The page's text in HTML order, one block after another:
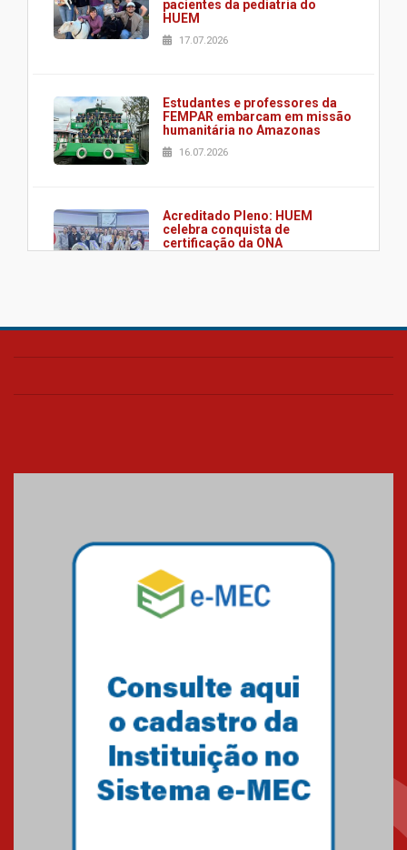
pacientes da pediatria do
HUEM
17.07.2026
Estudantes e professores da
FEMPAR embarcam em missão
humanitária no Amazonas
16.07.2026
Acreditado Pleno: HUEM
celebra conquista de
certificação da ONA
HUEM é o primeiro hospital do
UTI's inteligentes
referência mundial em
Pós-Asco: evento do HUEM
debate novidades sobre
estudos e tratamentos contra
o câncer
MackPesquisa 2026 prorroga
inscrições até 14 de agosto
15.06.2026